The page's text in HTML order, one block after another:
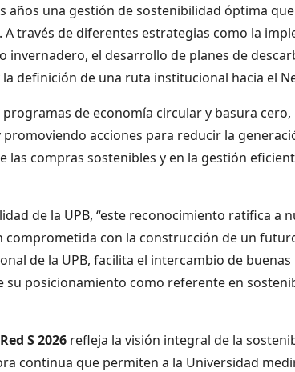
años una gestión de sostenibilidad óptima
través de diferentes estrategias como la
invernadero, el desarrollo de planes de
definición de una ruta institucional hacia el
de economía circular y basura
acciones para reducir la
compras sostenibles y en la gestión
de la UPB, “este reconocimiento ratifica a
con la construcción de un
de la UPB, facilita el intercambio de
su posicionamiento como referente en
S 2026 refleja la visión integral de la
continua que permiten a la Universidad